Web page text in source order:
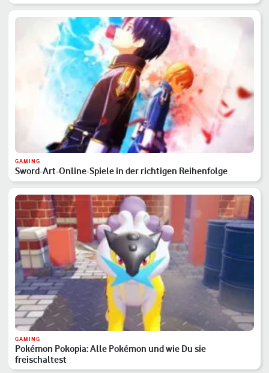
GAMING
Sword-Art-Online-Spiele in der richtigen Reihenfolge
GAMING
Pokémon Pokopia: Alle Pokémon und wie Du sie
freischaltest